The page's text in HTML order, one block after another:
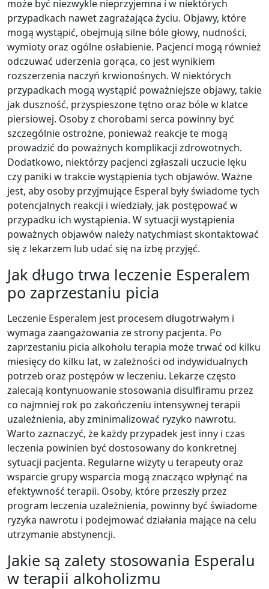
może być niezwykle nieprzyjemna i w niektórych
przypadkach nawet zagrażająca życiu. Objawy, które
mogą wystąpić, obejmują silne bóle głowy, nudności,
wymioty oraz ogólne osłabienie. Pacjenci mogą również
odczuwać uderzenia gorąca, co jest wynikiem
rozszerzenia naczyń krwionośnych. W niektórych
przypadkach mogą wystąpić poważniejsze objawy, takie
jak duszność, przyspieszone tętno oraz bóle w klatce
piersiowej. Osoby z chorobami serca powinny być
szczególnie ostrożne, ponieważ reakcje te mogą
prowadzić do poważnych komplikacji zdrowotnych.
Dodatkowo, niektórzy pacjenci zgłaszali uczucie lęku
czy paniki w trakcie wystąpienia tych objawów. Ważne
jest, aby osoby przyjmujące Esperal były świadome tych
potencjalnych reakcji i wiedziały, jak postępować w
przypadku ich wystąpienia. W sytuacji wystąpienia
poważnych objawów należy natychmiast skontaktować
się z lekarzem lub udać się na izbę przyjęć.
Jak długo trwa leczenie Esperalem
po zaprzestaniu picia
Leczenie Esperalem jest procesem długotrwałym i
wymaga zaangażowania ze strony pacjenta. Po
zaprzestaniu picia alkoholu terapia może trwać od kilku
miesięcy do kilku lat, w zależności od indywidualnych
potrzeb oraz postępów w leczeniu. Lekarze często
zalecają kontynuowanie stosowania disulfiramu przez
co najmniej rok po zakończeniu intensywnej terapii
uzależnienia, aby zminimalizować ryzyko nawrotu.
Warto zaznaczyć, że każdy przypadek jest inny i czas
leczenia powinien być dostosowany do konkretnej
sytuacji pacjenta. Regularne wizyty u terapeuty oraz
wsparcie grupy wsparcia mogą znacząco wpłynąć na
efektywność terapii. Osoby, które przeszły przez
program leczenia uzależnienia, powinny być świadome
ryzyka nawrotu i podejmować działania mające na celu
utrzymanie abstynencji.
Jakie są zalety stosowania Esperalu
w terapii alkoholizmu